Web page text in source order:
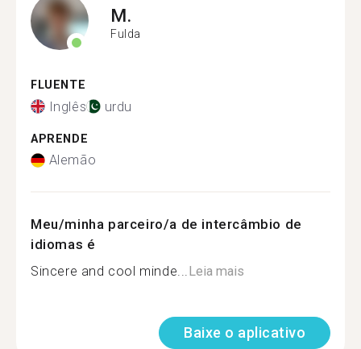
M.
Fulda
FLUENTE
Inglês urdu
APRENDE
Alemão
Meu/minha parceiro/a de intercâmbio de
idiomas é
Sincere and cool minde...Leia mais
Baixe o aplicativo